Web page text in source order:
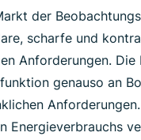
der
scharfe und
Anforderungen.
genauso an
Energieverbrauchs